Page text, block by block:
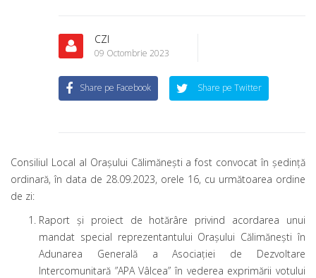
CZI
09 Octombrie 2023
Share pe Facebook Share pe Twitter
Consiliul Local al Oraşului Călimăneşti a fost convocat în şedinţă
ordinară, în data de 28.09.2023, orele 16, cu următoarea ordine
de zi:
Raport și proiect de hotărâre privind acordarea unui
mandat special reprezentantului Orașului Călimănești în
Adunarea Generală a Asociației de Dezvoltare
Intercomunitară ”APA Vâlcea” în vederea exprimării votului